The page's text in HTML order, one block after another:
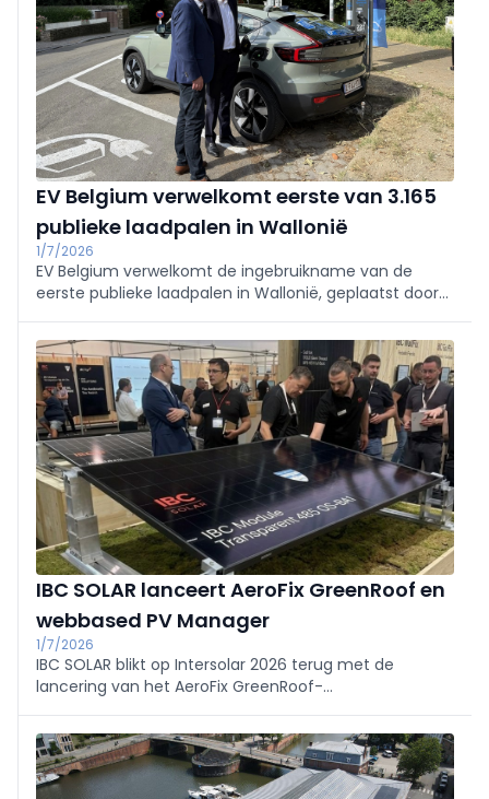
EV Belgium verwelkomt eerste van 3.165
publieke laadpalen in Wallonië
1/7/2026
EV Belgium verwelkomt de ingebruikname van de
eerste publieke laadpalen in Wallonië, geplaatst door
150.000 EV’s vraagt de federatie versnelling en verdere
uitrol; minister Desquesnes woonde de inhuldiging bij.
IBC SOLAR lanceert AeroFix GreenRoof en
webbased PV Manager
1/7/2026
IBC SOLAR blikt op Intersolar 2026 terug met de
lancering van het AeroFix GreenRoof-
2027) en een volledig webbased PV Manager. Een
opvallende AI-campagne trok publiek, terwijl het
bedrijf 25 jaar montagesystemen en 20 jaar PV